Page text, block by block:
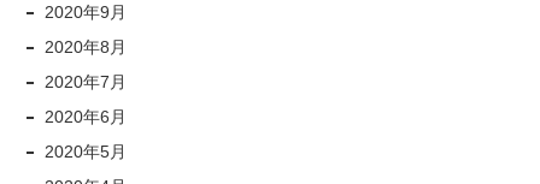
2020年9月
2020年8月
2020年7月
2020年6月
2020年5月